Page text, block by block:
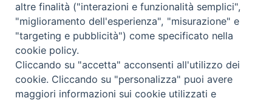
Copyright © 2019 - Tutti i diritti riservati - Vita
Trentina Editrice
altre finalità ("interazioni e funzionalità semplici",
"miglioramento dell'esperienza", "misurazione" e
"targeting e pubblicità") come specificato nella
cookie policy.
Cliccando su "accetta" acconsenti all'utilizzo dei
cookie. Cliccando su "personalizza" puoi avere
maggiori informazioni sui cookie utilizzati e